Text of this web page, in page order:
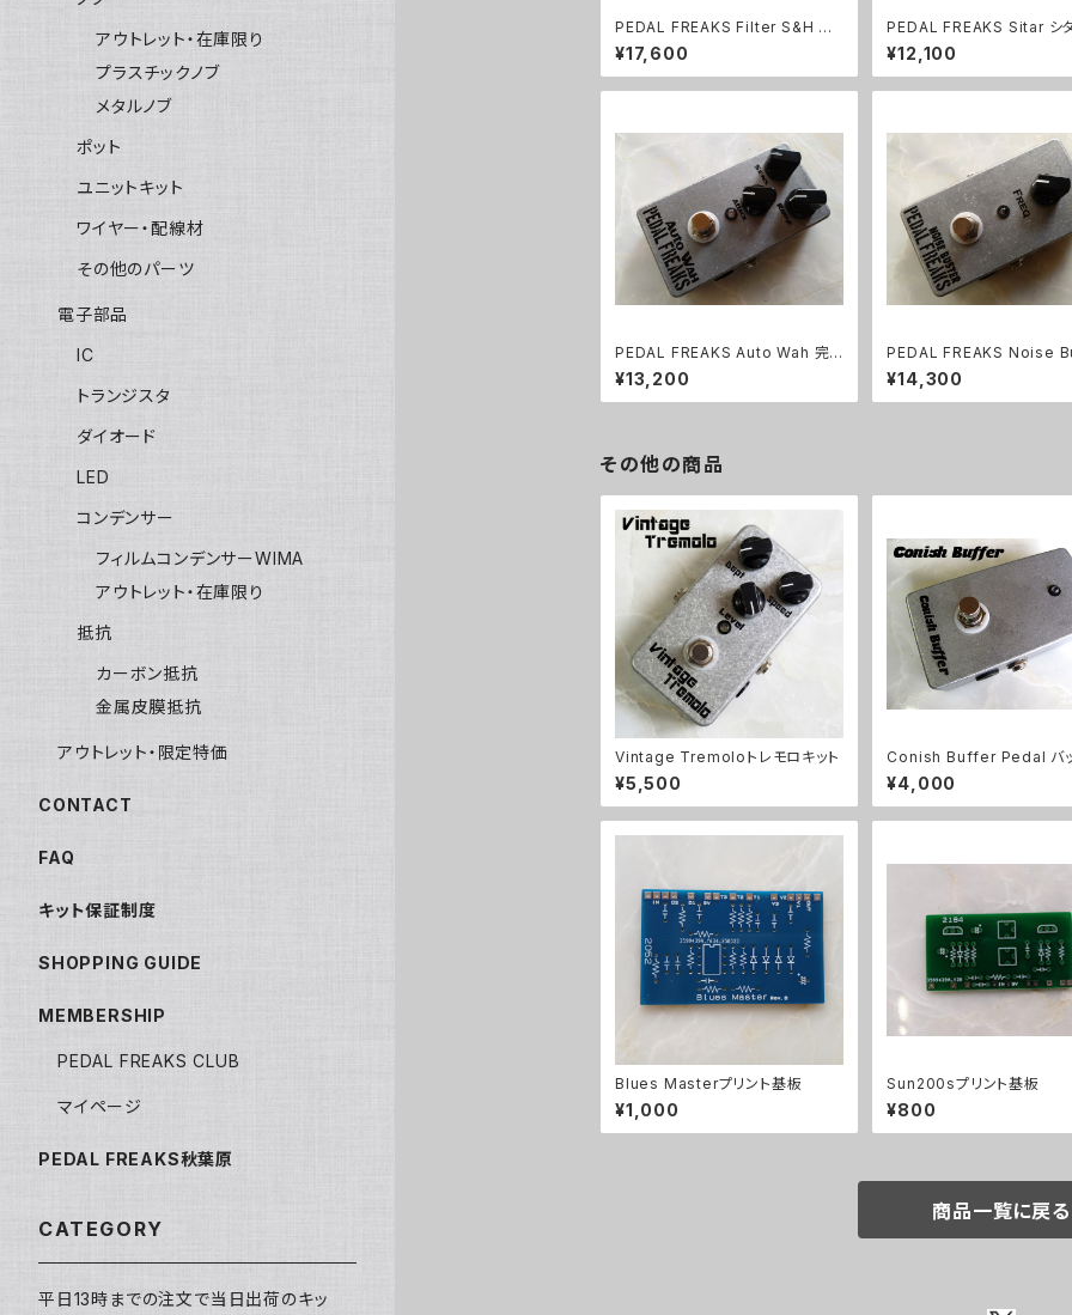
PEDAL FREAKS Filter S&H 完
成品
¥17,600
PEDAL FREAKS Sitar シ
風サウンド 完成品
¥12,100
PEDAL FREAKS Auto Wah 完
成品
¥13,200
PEDAL FREAKS Noise
完成品
¥14,300
その他の商品
Vintage Tremoloトレモロキット
¥5,500
Conish Buffer Pedal バ
ーキット【BASIC KIT】
¥4,000
Blues Masterプリント基板
¥1,000
Sun200sプリント基板
¥800
商品一覧に戻る
アウトレット・在庫限り
プラスチックノブ
メタルノブ
ポット
ユニットキット
ワイヤー・配線材
その他のパーツ
電子部品
IC
トランジスタ
ダイオード
LED
コンデンサー
フィルムコンデンサーWIMA
アウトレット・在庫限り
抵抗
カーボン抵抗
金属皮膜抵抗
アウトレット・限定特価
CONTACT
FAQ
キット保証制度
SHOPPING GUIDE
MEMBERSHIP
PEDAL FREAKS CLUB
マイページ
PEDAL FREAKS秋葉原
CATEGORY
平日13時までの注文で当日出荷のキッ